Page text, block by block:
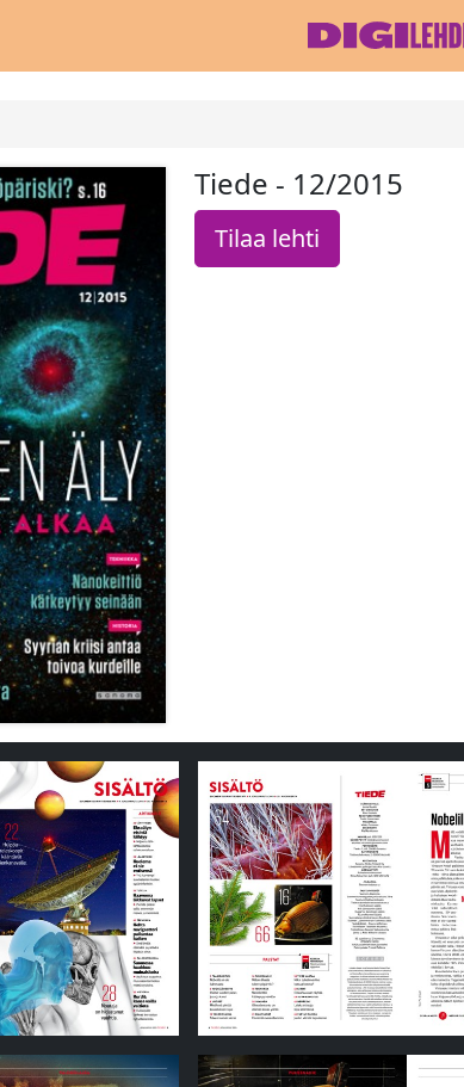
Tiede - 12/2015
Tilaa lehti